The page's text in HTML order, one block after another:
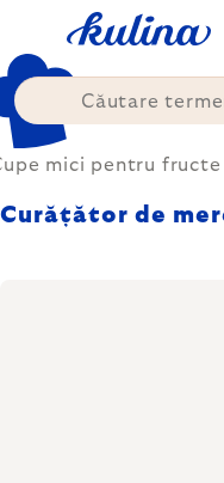
conținut
mici pentru fructe
Curățător de